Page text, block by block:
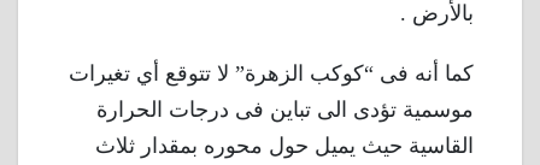
بالأرض .
كما أنه فى “كوكب الزهرة” لا تتوقع أي تغيرات
موسمية تؤدى الى تباين فى درجات الحرارة
القاسية حيث يميل حول محوره بمقدار ثلاث